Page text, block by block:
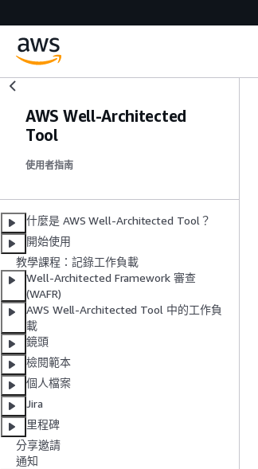
AWS Well-Architected
Tool
使用者指南
什麼是 AWS Well-Architected Tool？
開始使用
教學課程：記錄工作負載
Well-Architected Framework 審查
(WAFR)
AWS Well-Architected Tool 中的工作負
載
鏡頭
檢閱範本
個人檔案
Jira
里程碑
分享邀請
通知